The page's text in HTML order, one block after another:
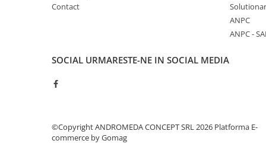
Incalzire in pardoseala
Grup amestec
Automatizari
Cutii distribuitoare
Contact
ANPC
ANPC -
SOCIAL URMARESTE-NE IN SOCIAL MEDIA
©Copyright ANDROMEDA CONCEPT SRL 2026 Platforma E-
commerce by Gomag